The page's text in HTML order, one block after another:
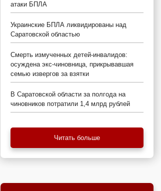
атаки БПЛА
Украинские БПЛА ликвидированы над
Саратовской областью
Смерть измученных детей-инвалидов:
осуждена экс-чиновница, прикрывавшая
семью извергов за взятки
В Саратовской области за полгода на
чиновников потратили 1,4 млрд рублей
Читать больше